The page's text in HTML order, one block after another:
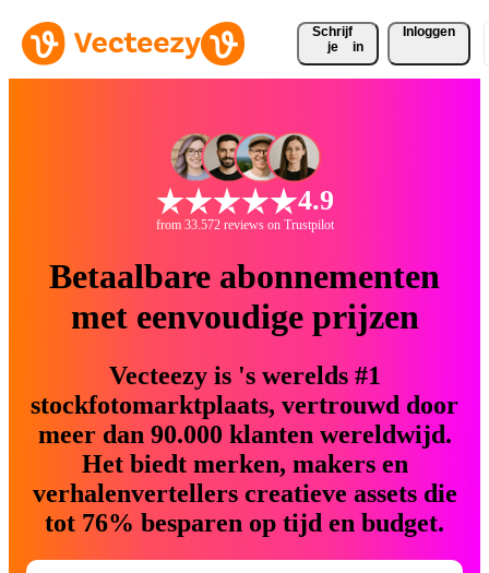
Schrijf
je
in
Inloggen
4.9
from 33.572 reviews on Trustpilot
Betaalbare abonnementen
met eenvoudige prijzen
Vecteezy is 's werelds #1
stockfotomarktplaats, vertrouwd door
meer dan 90.000 klanten wereldwijd.
Het biedt merken, makers en
verhalenvertellers creatieve assets die
tot 76% besparen op tijd en budget.